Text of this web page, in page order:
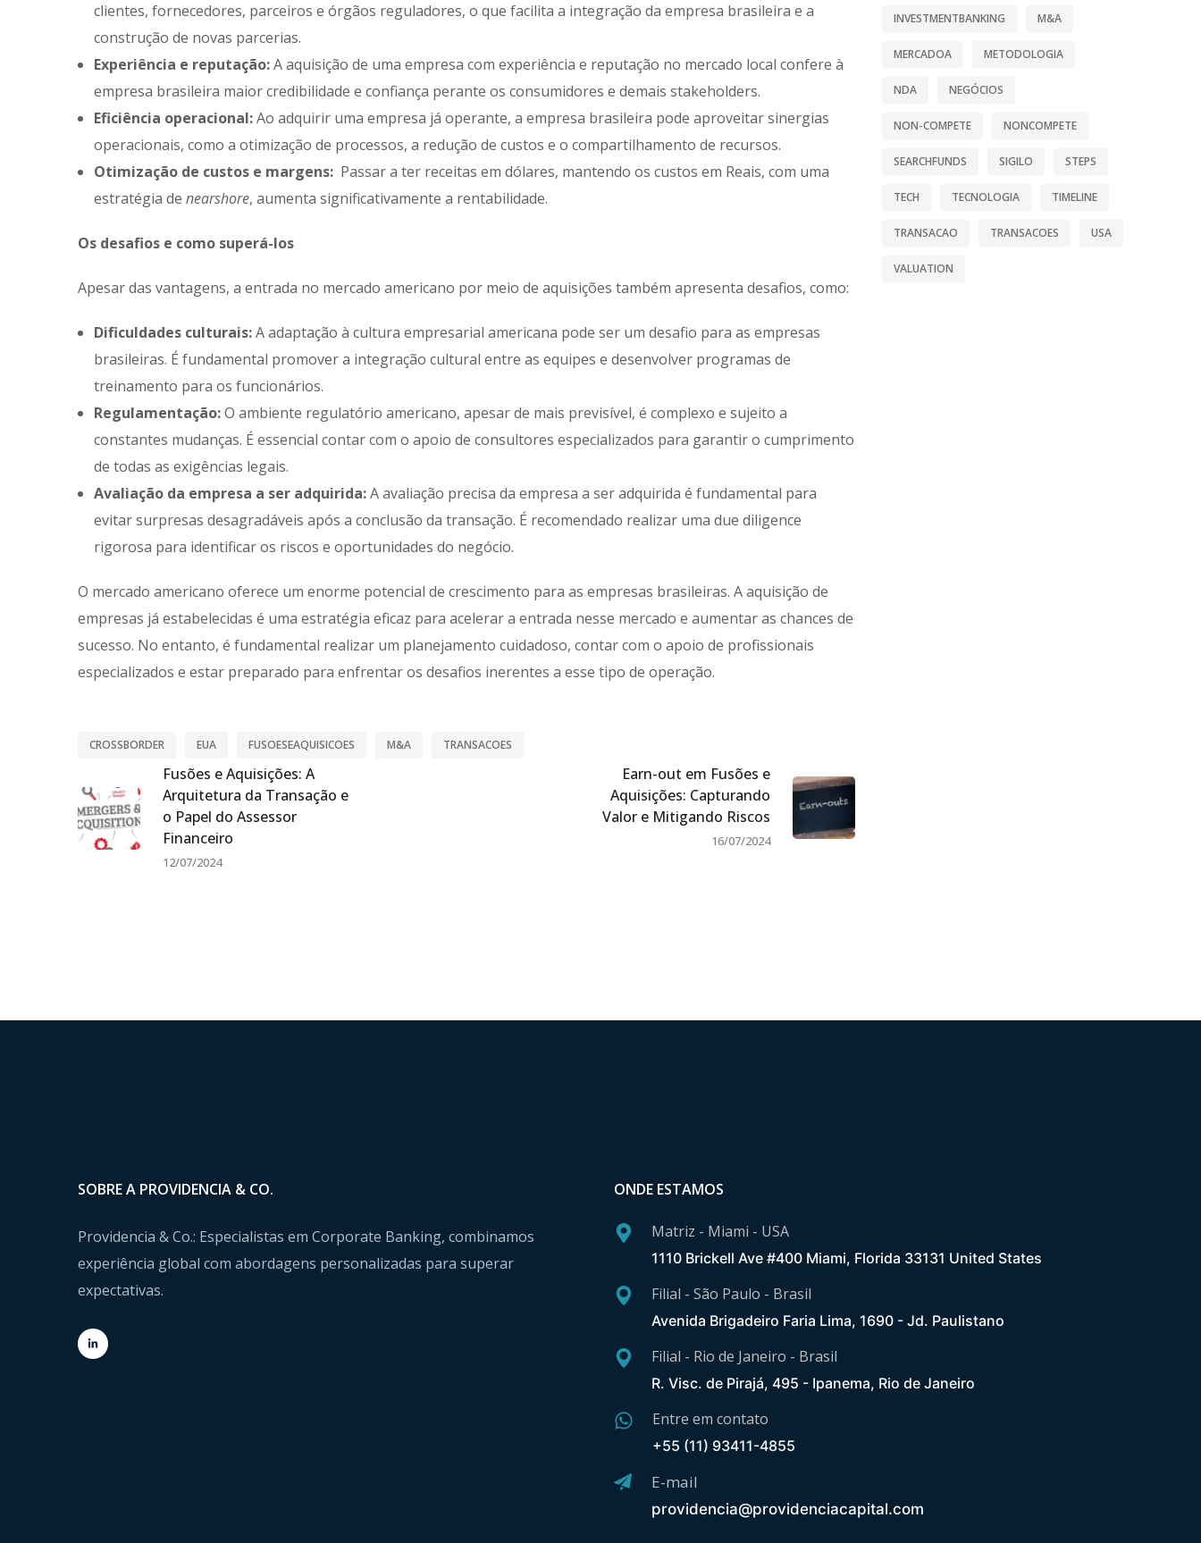
clientes, fornecedores, parceiros e órgãos reguladores, o que facilita a integração da empresa brasileira e a
construção de novas parcerias.
Experiência e reputação:A aquisição de uma empresa com experiência e reputação no mercado local confere à
empresa brasileira maior credibilidade e confiança perante os consumidores e demais stakeholders.
Eficiência operacional:Ao adquirir uma empresa já operante, a empresa brasileira pode aproveitar sinergias
operacionais, como a otimização de processos, a redução de custos e o compartilhamento de recursos.
Otimização de custos e margens: Passar a ter receitas em dólares, mantendo os custos em Reais, com uma
estratégia de nearshore, aumenta significativamente a rentabilidade.
Os desafios e como superá-los
Apesar das vantagens, a entrada no mercado americano por meio de aquisições também apresenta desafios, como:
Dificuldades culturais:A adaptação à cultura empresarial americana pode ser um desafio para as empresas
brasileiras. É fundamental promover a integração cultural entre as equipes e desenvolver programas de
treinamento para os funcionários.
Regulamentação:O ambiente regulatório americano, apesar de mais previsível, é complexo e sujeito a
constantes mudanças. É essencial contar com o apoio de consultores especializados para garantir o cumprimento
de todas as exigências legais.
Avaliação da empresa a ser adquirida:A avaliação precisa da empresa a ser adquirida é fundamental para
evitar surpresas desagradáveis após a conclusão da transação. É recomendado realizar uma due diligence
rigorosa para identificar os riscos e oportunidades do negócio.
O mercado americano oferece um enorme potencial de crescimento para as empresas brasileiras. A aquisição de
empresas já estabelecidas é uma estratégia eficaz para acelerar a entrada nesse mercado e aumentar as chances de
sucesso. No entanto, é fundamental realizar um planejamento cuidadoso, contar com o apoio de profissionais
especializados e estar preparado para enfrentar os desafios inerentes a esse tipo de operação.
CROSSBORDER EUA FUSOESEAQUISICOES M&A TRANSACOES
Fusões e Aquisições: A
Arquitetura da Transação e
o Papel do Assessor
Financeiro
12/07/2024
Earn-out em Fusões e
Aquisições: Capturando
Valor e Mitigando Riscos
16/07/2024
INVESTMENTBANKING M&A
MERCADOA METODOLOGIA
NDA NEGÓCIOS
NON-COMPETE NONCOMPETE
SEARCHFUNDS SIGILO STEPS
TECH TECNOLOGIA TIMELINE
TRANSACAO TRANSACOES USA
VALUATION
SOBRE A PROVIDENCIA & CO.
Providencia & Co.: Especialistas em Corporate Banking, combinamos
experiência global com abordagens personalizadas para superar
expectativas.
ONDE ESTAMOS
Matriz - Miami - USA
1110 Brickell Ave #400 Miami, Florida 33131 United States
Filial - São Paulo - Brasil
Avenida Brigadeiro Faria Lima, 1690 - Jd. Paulistano
Filial - Rio de Janeiro - Brasil
R. Visc. de Pirajá, 495 - Ipanema, Rio de Janeiro
Entre em contato
+55 (11) 93411-4855
E-mail
providencia@providenciacapital.com